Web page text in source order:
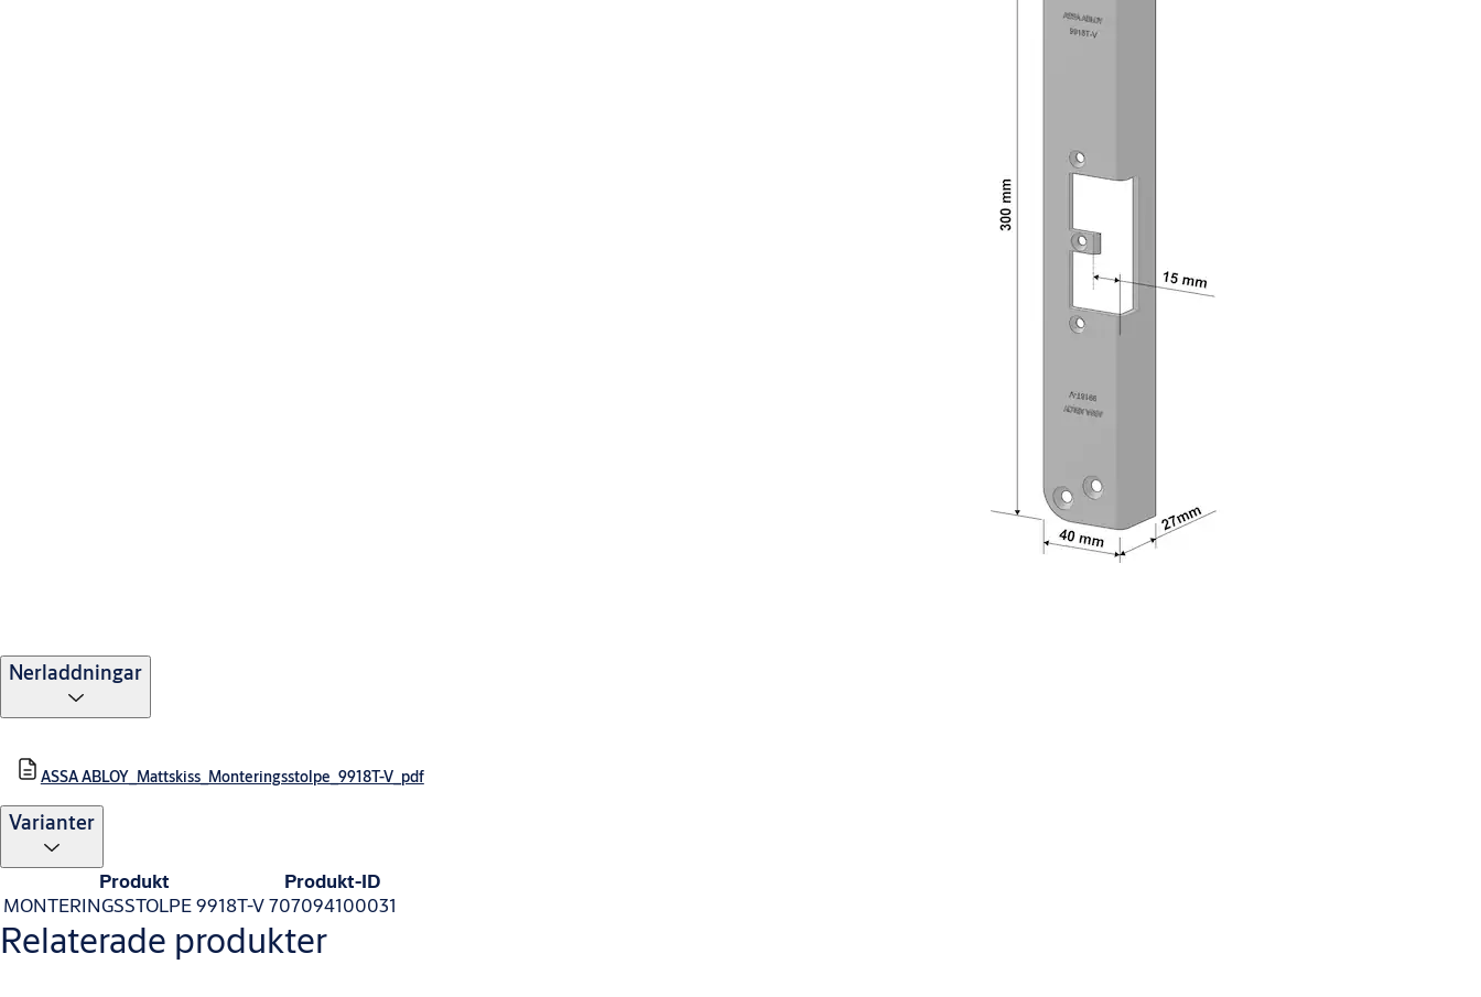
Nerladdningar
ASSA ABLOY_Mattskiss_Monteringsstolpe_9918T-V_pdf
Varianter
Produkt
Produkt-ID
MONTERINGSSTOLPE 9918T-V707094100031
Relaterade produkter